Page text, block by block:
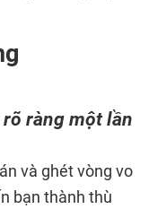
ràng một lần
và ghét vòng vo
bạn thành thù